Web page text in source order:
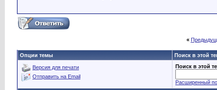
«
Опции темы Поиск в этой
Версия для печати
Отправить на Email
Поиск в этой
Расширенный